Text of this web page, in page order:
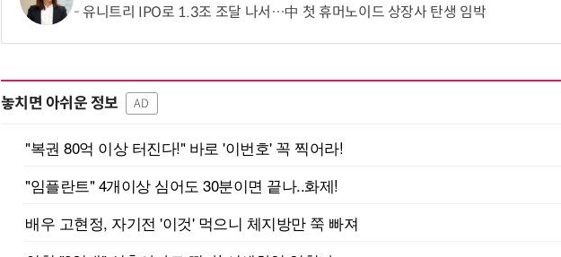
유니트리 IPO로 1.3조 조달 나서…中 첫 휴머노이드 상장사 탄생 임박
놓치면 아쉬운 정보 AD